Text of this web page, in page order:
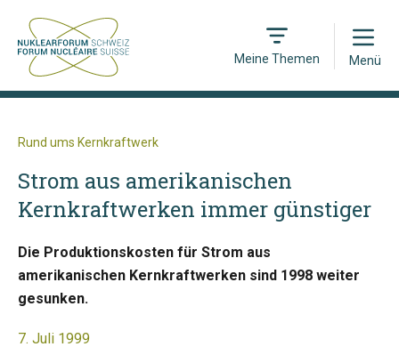
Meine Themen
Open
Menü
Rund ums Kernkraftwerk
Strom aus amerikanischen
Kernkraftwerken immer günstiger
Die Produktionskosten für Strom aus
amerikanischen Kernkraftwerken sind 1998 weiter
gesunken.
7. Juli 1999